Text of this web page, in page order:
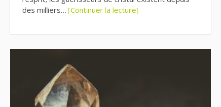
des milliers… [Continuer la lecture]